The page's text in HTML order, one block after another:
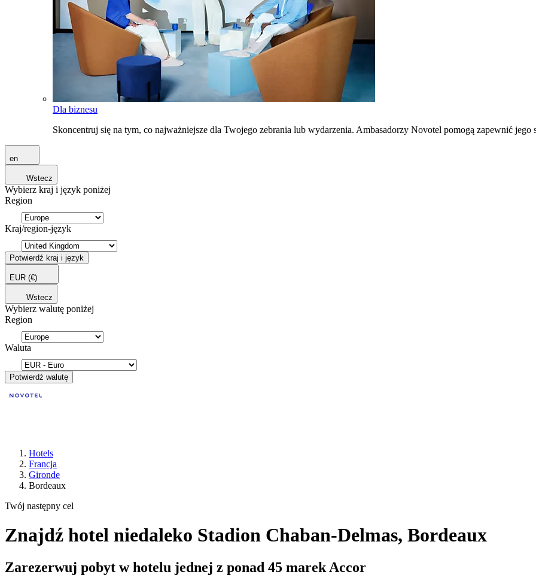
Dla biznesu
Skoncentruj się na tym, co najważniejsze dla Twojego zebrania lub wydarzenia. Ambasadorzy Novotel pomogą zapewnić jego
en
Wstecz
Wybierz kraj i język poniżej
Region
Kraj/region-język
Potwierdź kraj i język
EUR (€)
Wstecz
Wybierz walutę poniżej
Region
Waluta
Potwierdź walutę
Hotels
Francja
Gironde
Bordeaux
Twój następny cel
Znajdź hotel niedaleko Stadion Chaban-Delmas, Bordeaux
Zarezerwuj pobyt w hotelu jednej z ponad 45 marek Accor